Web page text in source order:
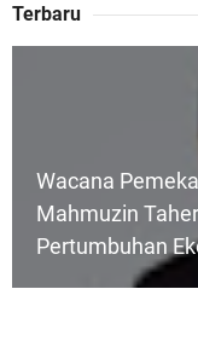
Terbaru
Wacana
Mahmuzin
Pertumbuhan